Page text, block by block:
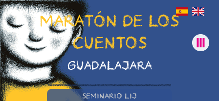
MARATÓN DE LOS
CUENTOS
GUADALAJARA
SEMINARIO LIJ